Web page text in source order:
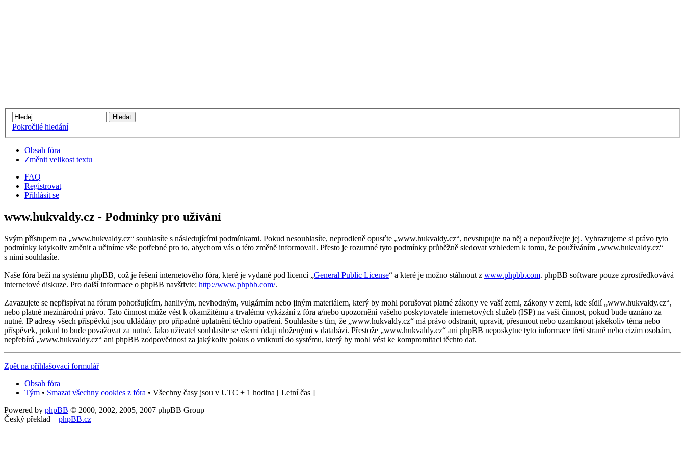
Pokročilé hledání
Obsah fóra
Změnit velikost textu
FAQ
Registrovat
Přihlásit se
www.hukvaldy.cz - Podmínky pro užívání
Svým přístupem na „www.hukvaldy.cz“ souhlasíte s následujícími podmínkami. Pokud nesouhlasíte, neprodleně opusťte „www.hukvaldy.cz“, nevstupujte na něj a nepoužívejte jej. Vyhrazujeme si právo tyto
podmínky kdykoliv změnit a učiníme vše potřebné pro to, abychom vás o této změně informovali. Přesto je rozumné tyto podmínky průběžně sledovat vzhledem k tomu, že používáním „www.hukvaldy.cz“
s nimi souhlasíte.
Naše fóra beží na systému phpBB, což je řešení internetového fóra, které je vydané pod licencí „General Public License“ a které je možno stáhnout z www.phpbb.com. phpBB software pouze zprostředkovává
internetové diskuze. Pro další informace o phpBB navštivte: http://www.phpbb.com/.
Zavazujete se nepřispívat na fórum pohoršujícím, hanlivým, nevhodným, vulgárním nebo jiným materiálem, který by mohl porušovat platné zákony ve vaší zemi, zákony v zemi, kde sídlí „www.hukvaldy.cz“,
nebo platné mezinárodní právo. Tato činnost může vést k okamžitému a trvalému vykázání z fóra a/nebo upozornění vašeho poskytovatele internetových služeb (ISP) na vaši činnost, pokud bude uznáno za
nutné. IP adresy všech příspěvků jsou ukládány pro případné uplatnění těchto opatření. Souhlasíte s tím, že „www.hukvaldy.cz“ má právo odstranit, upravit, přesunout nebo uzamknout jakékoliv téma nebo
příspěvek, pokud to bude považovat za nutné. Jako uživatel souhlasíte se všemi údaji uloženými v databázi. Přestože „www.hukvaldy.cz“ ani phpBB neposkytne tyto informace třetí straně nebo cizím osobám,
nepřebírá „www.hukvaldy.cz“ ani phpBB zodpovědnost za jakýkoliv pokus o vniknutí do systému, který by mohl vést ke kompromitaci těchto dat.
Zpět na přihlašovací formulář
Obsah fóra
Tým • Smazat všechny cookies z fóra • Všechny časy jsou v UTC + 1 hodina [ Letní čas ]
Powered by phpBB © 2000, 2002, 2005, 2007 phpBB Group
Český překlad – phpBB.cz